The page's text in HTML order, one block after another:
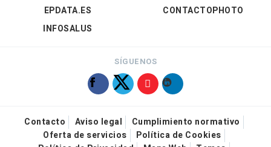
EPDATA.ES
INFOSALUS
CONTACTOPHOTO
SÍGUENOS
Contacto Aviso legal
Cumplimiento normativo
Oferta de servicios
Política de Cookies